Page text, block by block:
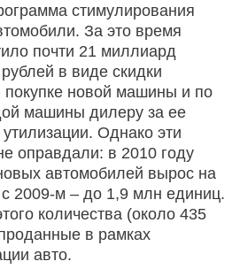
стимулирования
За это время
почти 21 миллиард
в виде скидки
покупке новой машины и по
машины дилеру за ее
Однако эти
оправдали: в 2010 году
автомобилей вырос на
2009-м – до 1,9 млн единиц.
количества (около 435
в рамках
авто.